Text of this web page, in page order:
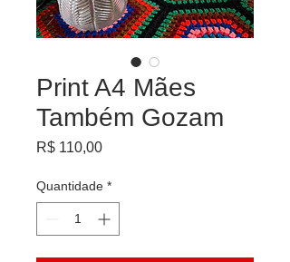
Print A4 Mães
Também Gozam
R$ 110,00Preço
Quantidade *